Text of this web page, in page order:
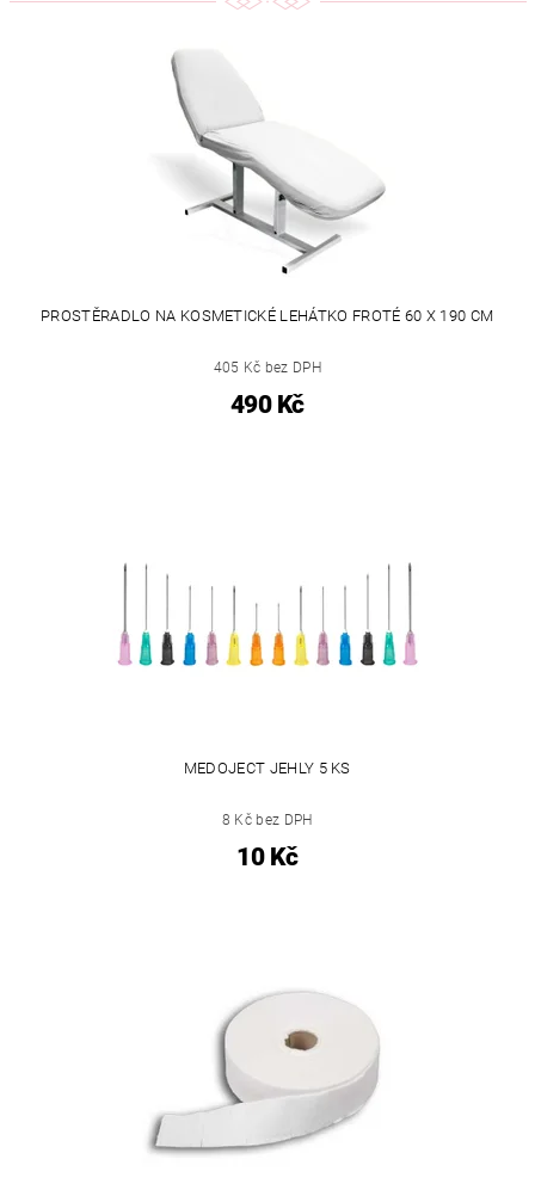
PROSTĚRADLO NA KOSMETICKÉ LEHÁTKO FROTÉ 60 X 190 CM
405 Kč bez DPH
490 Kč
MEDOJECT JEHLY 5 KS
8 Kč bez DPH
10 Kč